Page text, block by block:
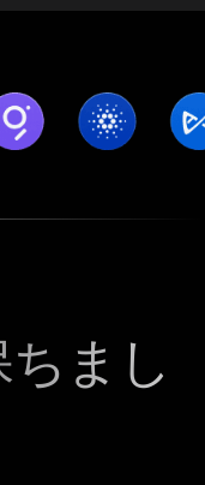
まし